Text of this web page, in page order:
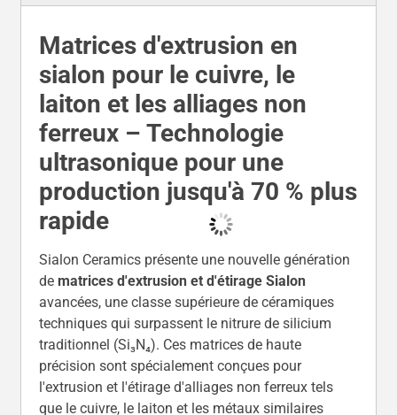
Matrices d'extrusion en
sialon pour le cuivre, le
laiton et les alliages non
ferreux – Technologie
ultrasonique pour une
production jusqu'à 70 % plus
rapide
Sialon Ceramics présente une nouvelle génération
dematrices d'extrusion et d'étirage Sialon
avancées, une classe supérieure de céramiques
techniques qui surpassent le nitrure de silicium
traditionnel (Si₃N₄). Ces matrices de haute
précision sont spécialement conçues pour
l'extrusion et l'étirage d'alliages non ferreux tels
que le cuivre, le laiton et les métaux similaires